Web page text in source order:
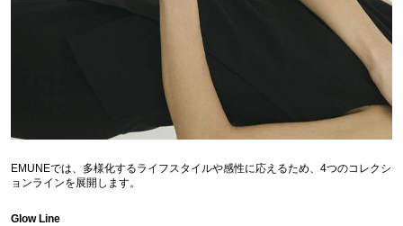
EMUNEでは、多様化するライフスタイルや感性に応えるため、4つのコレクシ
ョンラインを展開します。
Glow Line